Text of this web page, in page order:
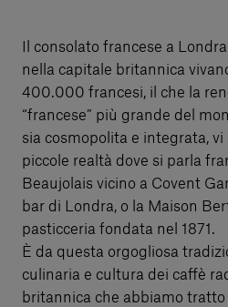
Il consolato francese a
nella capitale britannica
400.000 francesi, il che la
“francese” più grande del
sia cosmopolita e integrata, vi
piccole realtà dove si parla
Beaujolais vicino a Covent
bar di Londra, o la Maison
pasticceria fondata nel 1871.
È da questa orgogliosa
culinaria e cultura dei caffè
britannica che abbiamo